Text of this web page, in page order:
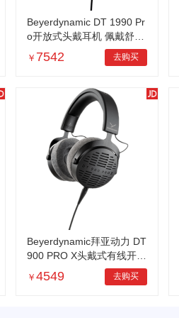
Beyerdynamic DT 1990 Pr
o开放式头戴耳机 佩戴舒适
声音纯净 Black DT 1990 P
RO
￥ 7542 去购买
Beyerdynamic拜亚动力 DT
900 PRO X头戴式有线开放
式音乐耳机 录音耳机 黑新
款
￥ 4549 去购买